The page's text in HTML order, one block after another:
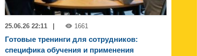
25.06.26 22:11 1661
Готовые тренинги для сотрудников:
специфика обучения и применения